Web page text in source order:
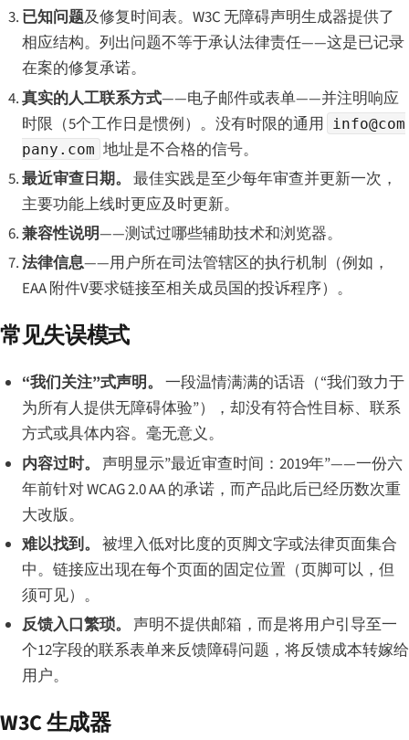
已知问题及修复时间表。W3C 无障碍声明生成器提供了
相应结构。列出问题不等于承认法律责任——这是已记录
在案的修复承诺。
真实的人工联系方式——电子邮件或表单——并注明响应
时限（5个工作日是惯例）。没有时限的通用
info@com
pany.com 地址是不合格的信号。
最近审查日期。 最佳实践是至少每年审查并更新一次，
主要功能上线时更应及时更新。
兼容性说明——测试过哪些辅助技术和浏览器。
法律信息——用户所在司法管辖区的执行机制（例如，
EAA 附件V要求链接至相关成员国的投诉程序）。
常见失误模式
“我们关注”式声明。 一段温情满满的话语（“我们致力于
为所有人提供无障碍体验”），却没有符合性目标、联系
方式或具体内容。毫无意义。
内容过时。 声明显示”最近审查时间：2019年”——一份六
年前针对 WCAG 2.0 AA 的承诺，而产品此后已经历数次重
大改版。
难以找到。 被埋入低对比度的页脚文字或法律页面集合
中。链接应出现在每个页面的固定位置（页脚可以，但
须可见）。
反馈入口繁琐。 声明不提供邮箱，而是将用户引导至一
个12字段的联系表单来反馈障碍问题，将反馈成本转嫁给
用户。
W3C 生成器